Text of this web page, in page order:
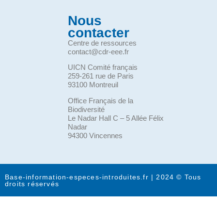
Nous
contacter
Centre de ressources
contact@cdr-eee.fr
UICN Comité français
259-261 rue de Paris
93100 Montreuil
Office Français de la
Biodiversité
Le Nadar Hall C – 5 Allée Félix
Nadar
94300 Vincennes
Base-information-especes-introduites.fr | 2024 © Tous
droits réservés